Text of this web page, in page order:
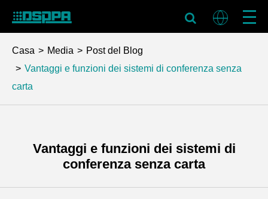
Casa Media
Post del Blog
Vantaggi e funzioni dei sistemi di conferenza senza
carta
Vantaggi e funzioni dei sistemi di
conferenza senza carta